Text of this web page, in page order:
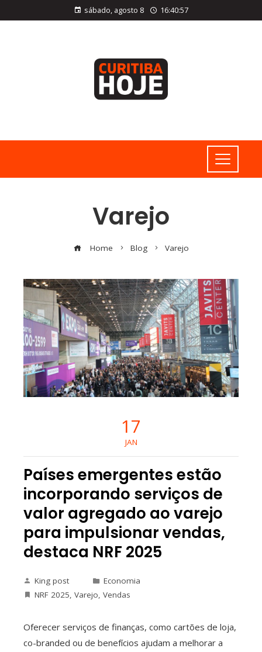
sábado, agosto 8 16:40:58
Varejo
Home Blog Varejo
17
JAN
Países emergentes estão
incorporando serviços de
valor agregado ao varejo
para impulsionar vendas,
destaca NRF 2025
King post
Economia
NRF 2025, Varejo, Vendas
Oferecer serviços de finanças, como cartões de loja,
co-branded ou de benefícios ajudam a melhorar a